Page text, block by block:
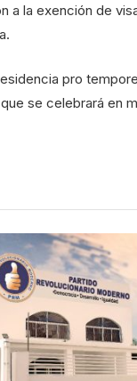
a la exención de
pro
se celebrará en